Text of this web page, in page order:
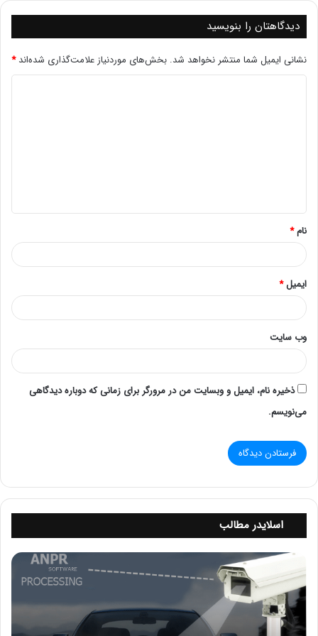
محاسبه آخرین روز ماه جاریبرای EcoMonth در SQL Server
برای یافتن آخرین روز ماه جاری، کافی است از start_date
استفاده کنید.
نتیجه
محاسبه آخرین روز ماه‌های قبل
برای یافتن آخرین روز ماه‌های گذشته، مقدار منفی به
SELECT EOMONTH(‘2024-11-18’, -1) AS
LastDayOfPreviousMonth;
دیدگاهتان را بنویسید
نشانی ایمیل شما منتشر نخواهد شد. بخش‌های موردنیاز علامت‌گذاری شده‌اند*
نام*
ایمیل*
وب‌ سایت
ذخیره نام، ایمیل و وبسایت من در مرورگر برای زمانی که دوباره دیدگاهی
می‌نویسم.
اسلایدر مطالب
و
ر
ب